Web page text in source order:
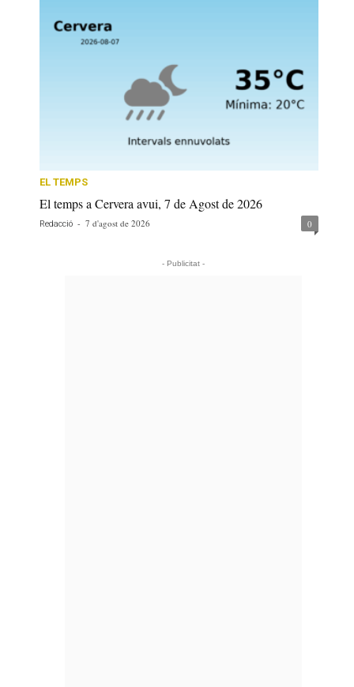
EL TEMPS
El temps a Cervera avui, 7 de Agost de 2026
Redacció - 7 d'agost de 2026 0
- Publicitat -